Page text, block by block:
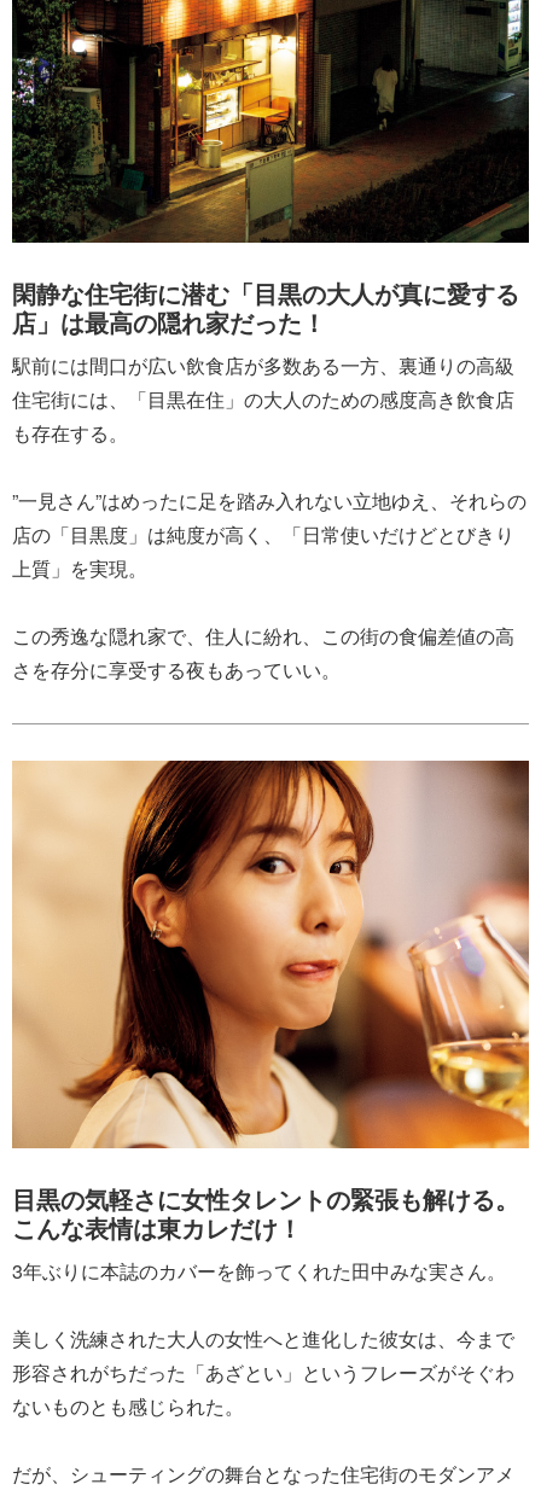
閑静な住宅街に潜む「目黒の大人が真に愛する
店」は最高の隠れ家だった！
駅前には間口が広い飲食店が多数ある一方、裏通りの高級
住宅街には、「目黒在住」の大人のための感度高き飲食店
も存在する。
”一見さん”はめったに足を踏み入れない立地ゆえ、それらの
店の「目黒度」は純度が高く、「日常使いだけどとびきり
上質」を実現。
この秀逸な隠れ家で、住人に紛れ、この街の食偏差値の高
さを存分に享受する夜もあっていい。
目黒の気軽さに女性タレントの緊張も解ける。
こんな表情は東カレだけ！
3年ぶりに本誌のカバーを飾ってくれた田中みな実さん。
美しく洗練された大人の女性へと進化した彼女は、今まで
形容されがちだった「あざとい」というフレーズがそぐわ
ないものとも感じられた。
だが、シューティングの舞台となった住宅街のモダンアメ